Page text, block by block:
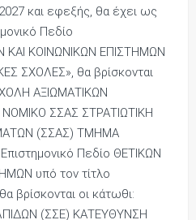
και εφεξής, θα έχει ως
Πεδίο
ΚΟΙΝΩΝΙΚΩΝ ΕΠΙΣΤΗΜΩΝ
ΣΧΟΛΕΣ», θα βρίσκονται
ΑΞΙΩΜΑΤΙΚΩΝ
ΣΣΑΣ ΣΤΡΑΤΙΩΤΙΚΗ
(ΣΣΑΣ) ΤΜΗΜΑ
Πεδίο ΘΕΤΙΚΩΝ
υπό τον τίτλο
βρίσκονται οι κάτωθι:
(ΣΣΕ) ΚΑΤΕΥΘΥΝΣΗ